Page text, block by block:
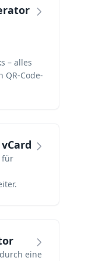
– alles
Code-
für
eine